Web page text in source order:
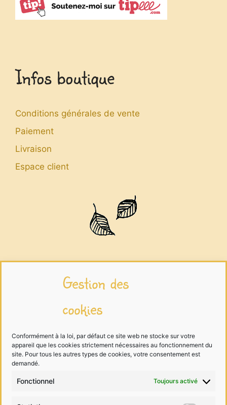
Gestion des
cookies
Conformément à la loi, par défaut ce site web ne stocke sur votre
appareil que les cookies strictement nécessaires au fonctionnement du
site. Pour tous les autres types de cookies, votre consentement est
demandé.
Fonctionnel Toujours activé
Infos boutique
Conditions générales de vente
Paiement
Livraison
Espace client
Infos légales
Mentions légales
Traitement des données
Cookies
Me contacter